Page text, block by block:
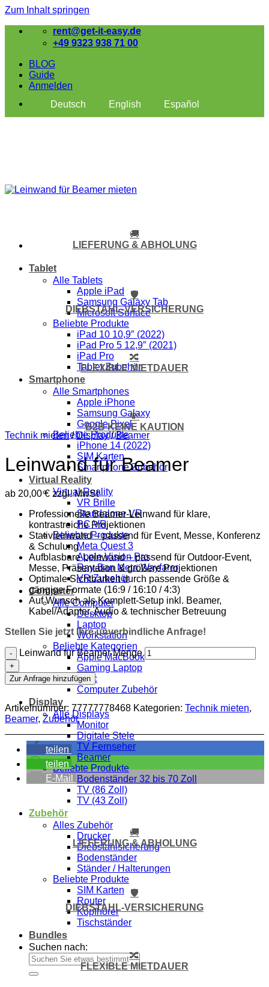
Zum Inhalt springen
rent@get-it-easy.de
+49 9323 938 71 00
BLOG
Guide
Anmelden
Deutsch
English Español
Tablet
Alle Tablets
Apple iPad
Samsung Galaxy Tab
Microsoft Surface
Beliebte Produkte
iPad 10 10,9″ (2022)
iPad Pro 5 12,9″ (2021)
iPad Pro
Tablet Zubehör
Smartphone
Alle Smartphones
Apple iPhone
Samsung Galaxy
Google Pixel
Beliebte Produkte
iPhone 14 (2022)
SIM Karten
Smartphone Zubehör
Virtual Reality
Virtual Reality
VR Brille
Standalone VR
PC VR
Beliebte Produkte
Meta Quest 3
Apple Vision Pro
Ray-Ban Meta Wayfarer
VR Zubehör
Computer
Alle Computer
Desktop
Laptop
Workstation
Beliebte Kategorien
Apple MacBook
Gaming Laptop
iMac
Computer Zubehör
Display
Alle Displays
Monitor
Digitale Stele
TV Fernseher
Beamer
Beliebte Produkte
Bodenständer 32 bis 70 Zoll
TV (86 Zoll)
TV (43 Zoll)
Zubehör
Alles Zubehör
Drucker
Diebstahlsicherung
Bodenständer
Ständer / Halterungen
Beliebte Produkte
SIM Karten
Router
Kopfhörer
Tischständer
Bundles
Suchen nach:
🚚
LIEFERUNG & ABHOLUNG
🛡️
DIEBSTAHL-VERSICHERUNG
🔀
FLEXIBLE MIETDAUER
💸
B2B KEINE KAUTION
Technik mieten / Display / Beamer
Leinwand für Beamer
ab 20,00€ zzgl. MwSt
Professionelle Beamer-Leinwand für klare,
kontrastreiche Projektionen
Stativleinwand – passend für Event, Messe, Konferenz
& Schulung
Aufblasbare Leinwand – passend für Outdoor-Event,
Messe, Präsentation & größere Projektionen
Optimale Sichtbarkeit durch passende Größe &
gängige Formate (16:9 / 16:10 / 4:3)
Auf Wunsch als Komplett-Setup inkl. Beamer,
Kabel/Adapter, Audio & technischer Betreuung
Stellen Sie jetzt Ihre unverbindliche Anfrage!
Leinwand für Beamer Menge
Zur Anfrage hinzufügen
Artikelnummer: 77777778468 Kategorien: Technik mieten,
Beamer, Zubehör
teilen
teilen
E-Mail
🚚
LIEFERUNG & ABHOLUNG
🛡️
DIEBSTAHL-VERSICHERUNG
🔀
FLEXIBLE MIETDAUER